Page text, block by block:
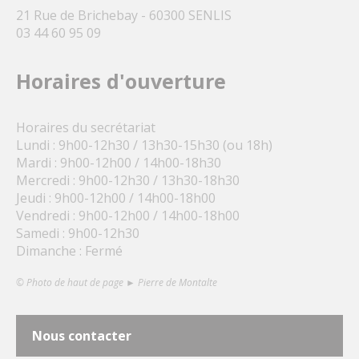
21 Rue de Brichebay - 60300 SENLIS
03 44 60 95 09
Horaires d'ouverture
Horaires du secrétariat
Lundi : 9h00-12h30 / 13h30-15h30 (ou 18h)
Mardi : 9h00-12h00 / 14h00-18h30
Mercredi : 9h00-12h30 / 13h30-18h30
Jeudi : 9h00-12h00 / 14h00-18h00
Vendredi : 9h00-12h00 / 14h00-18h00
Samedi : 9h00-12h30
Dimanche : Fermé
© Photo de haut de page ► Pierre de Montalte
Nous contacter